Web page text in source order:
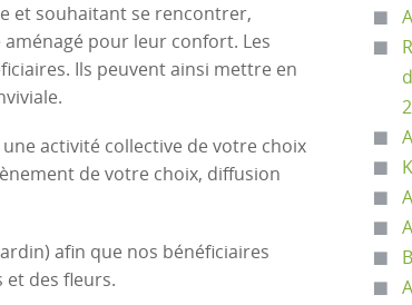
et souhaitant se rencontrer,
pour leur confort. Les
Ils peuvent ainsi mettre en
activité collective de votre choix
de votre choix, diffusion
afin que nos bénéficiaires
des fleurs.